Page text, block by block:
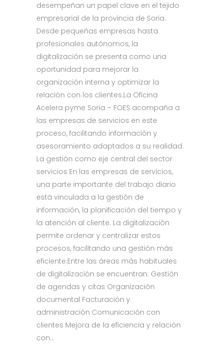
desempeñan un papel clave en el tejido
empresarial de la provincia de Soria.
Desde pequeñas empresas hasta
profesionales autónomos, la
digitalización se presenta como una
oportunidad para mejorar la
organización interna y optimizar la
relación con los clientes.La Oficina
Acelera pyme Soria – FOES acompaña a
las empresas de servicios en este
proceso, facilitando información y
asesoramiento adaptados a su realidad.
La gestión como eje central del sector
servicios En las empresas de servicios,
una parte importante del trabajo diario
está vinculada a la gestión de
información, la planificación del tiempo y
la atención al cliente. La digitalización
permite ordenar y centralizar estos
procesos, facilitando una gestión más
eficiente.Entre las áreas más habituales
de digitalización se encuentran: Gestión
de agendas y citas Organización
documental Facturación y
administración Comunicación con
clientes Mejora de la eficiencia y relación
con